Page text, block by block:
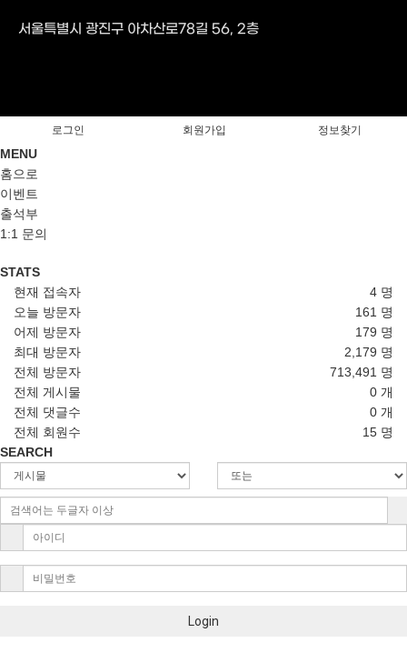
서울특별시 광진구 아차산로78길 56, 2층
로그인 회원가입 정보찾기
MENU
홈으로
이벤트
출석부
1:1 문의
STATS
4 명
현재 접속자
161 명
오늘 방문자
179 명
어제 방문자
2,179 명
최대 방문자
713,491 명
전체 방문자
0 개
전체 게시물
0 개
전체 댓글수
15 명
전체 회원수
SEARCH
Login